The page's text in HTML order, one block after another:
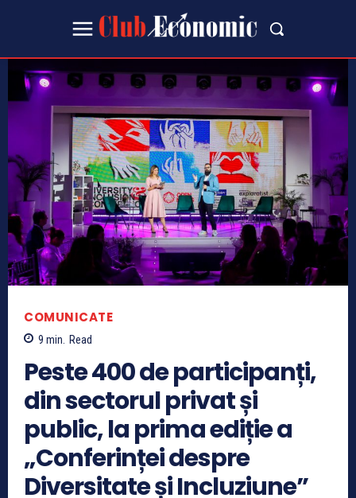
COMUNICATE
9 min. Read
Peste 400 de participanți,
din sectorul privat și
public, la prima ediție a
„Conferinței despre
Diversitate și Incluziune”